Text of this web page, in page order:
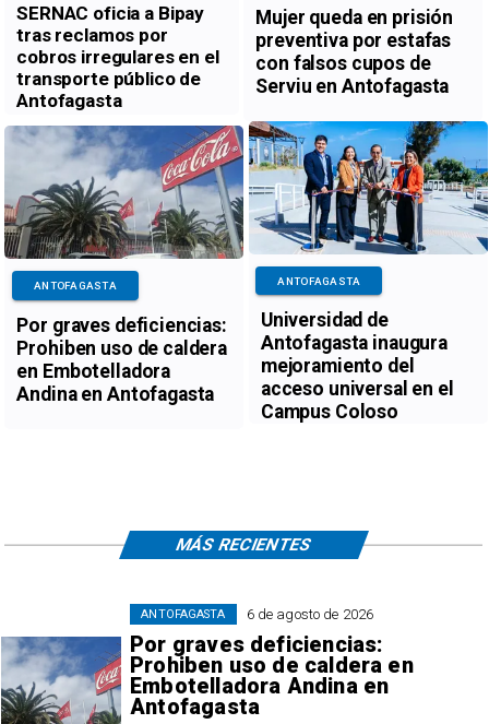
SERNAC oficia a Bipay
tras reclamos por
cobros irregulares en el
transporte público de
Antofagasta
Mujer queda en prisión
preventiva por estafas
con falsos cupos de
Serviu en Antofagasta
Por graves deficiencias:
Prohiben uso de caldera
en Embotelladora
Andina en Antofagasta
ANTOFAGASTA
Universidad de
Antofagasta inaugura
mejoramiento del
acceso universal en el
Campus Coloso
ANTOFAGASTA
6 de agosto de 2026
Por graves deficiencias:
Prohiben uso de caldera en
Embotelladora Andina en
Antofagasta
ANTOFAGASTA
MÁS RECIENTES